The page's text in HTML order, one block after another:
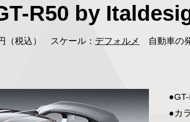
R50 by
（税込） スケール： デフォルメ 自動車の
●カ